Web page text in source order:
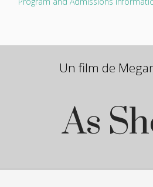
Un film de
As